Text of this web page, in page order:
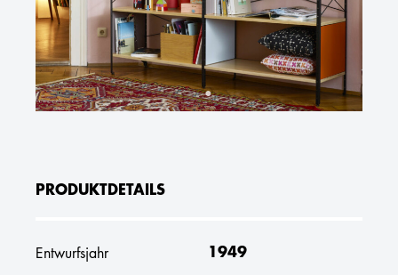
PRODUKTDETAILS
Entwurfsjahr 1949